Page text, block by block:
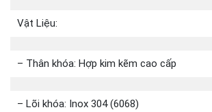
Vật Liệu:
– Thân khóa: Hợp kim kẽm cao cấp
– Lõi khóa: Inox 304 (6068)